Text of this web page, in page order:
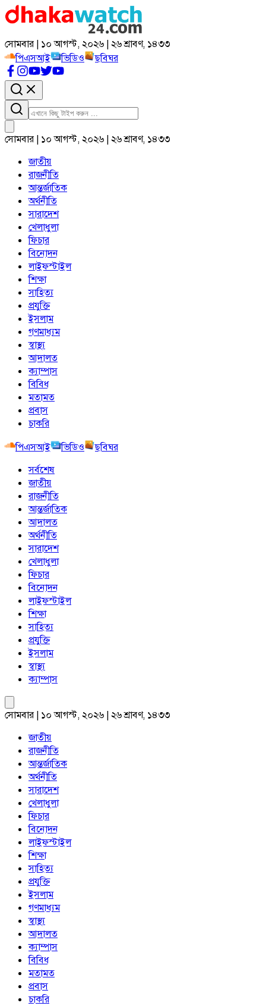
সোমবার | ১০ আগস্ট, ২০২৬ | ২৬ শ্রাবণ, ১৪৩৩
পিএসআই
ভিডিও ছবিঘর
সোমবার | ১০ আগস্ট, ২০২৬ | ২৬ শ্রাবণ, ১৪৩৩
জাতীয়
রাজনীতি
আন্তর্জাতিক
অর্থনীতি
সারাদেশ
খেলাধুলা
ফিচার
বিনোদন
লাইফস্টাইল
শিক্ষা
সাহিত্য
প্রযুক্তি
ইসলাম
গণমাধ্যম
স্বাস্থ্য
আদালত
ক্যাম্পাস
বিবিধ
মতামত
প্রবাস
চাকরি
পিএসআই
ভিডিও
ছবিঘর
সর্বশেষ
জাতীয়
রাজনীতি
আন্তর্জাতিক
আদালত
অর্থনীতি
সারাদেশ
খেলাধুলা
ফিচার
বিনোদন
লাইফস্টাইল
শিক্ষা
সাহিত্য
প্রযুক্তি
ইসলাম
স্বাস্থ্য
ক্যাম্পাস
সোমবার | ১০ আগস্ট, ২০২৬ | ২৬ শ্রাবণ, ১৪৩৩
জাতীয়
রাজনীতি
আন্তর্জাতিক
অর্থনীতি
সারাদেশ
খেলাধুলা
ফিচার
বিনোদন
লাইফস্টাইল
শিক্ষা
সাহিত্য
প্রযুক্তি
ইসলাম
গণমাধ্যম
স্বাস্থ্য
আদালত
ক্যাম্পাস
বিবিধ
মতামত
প্রবাস
চাকরি